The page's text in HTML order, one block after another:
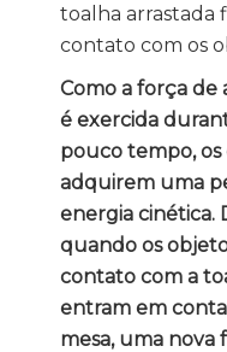
toalha arrastada
contato com os
Como a força de
é exercida
pouco tempo, os
adquirem uma
energia cinética.
quando os
contato com a
entram em
mesa, uma nova